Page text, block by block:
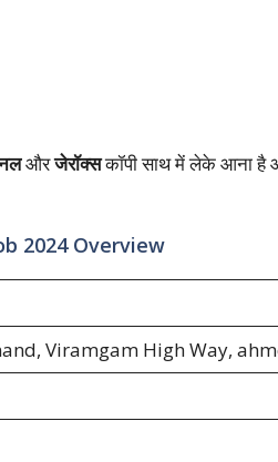
औरजेरॉक्सकॉपी साथ में लेके आना है
2024 Overview
Viramgam High Way,